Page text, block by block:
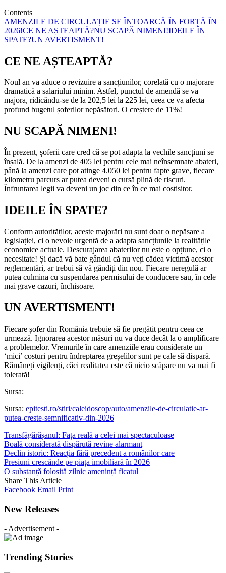
Contents
AMENZILE DE CIRCULAȚIE SE ÎNTOARCĂ ÎN FORȚĂ ÎN
2026!CE NE AȘTEAPTĂ?NU SCAPĂ NIMENI!IDEILE ÎN
SPATE?UN AVERTISMENT!
CE NE AȘTEAPTĂ?
Noul an va aduce o revizuire a sancțiunilor, corelată cu o majorare
dramatică a salariului minim. Astfel, punctul de amendă se va
majora, ridicându-se de la 202,5 lei la 225 lei, ceea ce va afecta
profund bugetul șoferilor nepăsători. O creștere de 11%!
NU SCAPĂ NIMENI!
În prezent, șoferii care cred că se pot adapta la vechile sancțiuni se
înșală. De la amenzi de 405 lei pentru cele mai neînsemnate abateri,
până la amenzi care pot atinge 4.050 lei pentru fapte grave, fiecare
kilometru parcurs ar putea deveni o cursă plină de riscuri.
Înfruntarea legii va deveni un joc din ce în ce mai costisitor.
IDEILE ÎN SPATE?
Conform autorităților, aceste majorări nu sunt doar o nepăsare a
legislației, ci o nevoie urgentă de a adapta sancțiunile la realitățile
economice actuale. Descurajarea abaterilor nu este o opțiune, ci o
necesitate! Și dacă vă bate gândul că nu veți cădea victimă acestor
reglementări, ar trebui să vă gândiți din nou. Fiecare neregulă ar
putea culmina cu suspendarea permisului de conducere sau, în cele
mai grave cazuri, închisoare.
UN AVERTISMENT!
Fiecare șofer din România trebuie să fie pregătit pentru ceea ce
urmează. Ignorarea acestor măsuri nu va duce decât la o amplificare
a problemelor. Vremurile în care amenziile erau considerate un
‘mici’ costuri pentru îndreptarea greșelilor sunt pe cale să dispară.
Rămâneți vigilenți, căci realitatea este că nicio scăpare nu va mai fi
tolerată!
Sursa:
Sursa: epitesti.ro/stiri/caleidoscop/auto/amenzile-de-circulatie-ar-
putea-creste-semnificativ-din-2026
Transfăgărășanul: Fața reală a celei mai spectaculoase
Boală considerată dispărută revine alarmant
Declin istoric: Reacția fără precedent a românilor care
Presiuni crescânde pe piața imobiliară în 2026
O substanță folosită zilnic amenință ficatul
Share This Article
Facebook Email Print
New Releases
- Advertisement -
Trending Stories